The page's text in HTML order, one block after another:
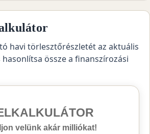
havi törlesztőrészletét az aktuális
hasonlítsa össze a finanszírozási